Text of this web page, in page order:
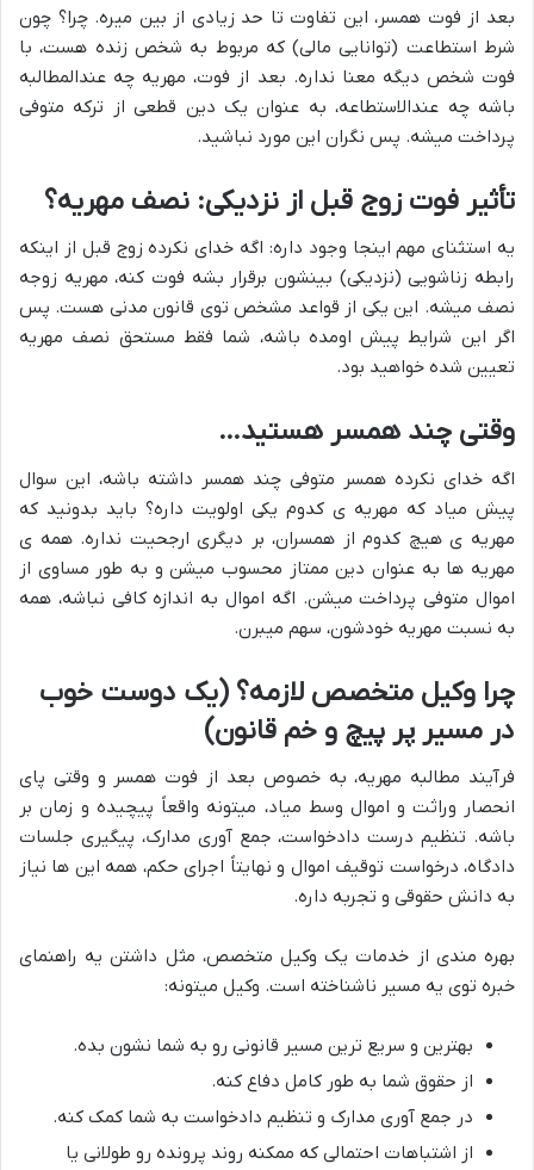
بعد از فوت همسر، این تفاوت تا حد زیادی از بین میره. چرا؟ چون
شرط استطاعت (توانایی مالی) که مربوط به شخص زنده هست، با
فوت شخص دیگه معنا نداره. بعد از فوت، مهریه چه عندالمطالبه
باشه چه عندالاستطاعه، به عنوان یک دین قطعی از ترکه متوفی
پرداخت میشه. پس نگران این مورد نباشید.
تأثیر فوت زوج قبل از نزدیکی: نصف مهریه؟
یه استثنای مهم اینجا وجود داره: اگه خدای نکرده زوج قبل از اینکه
رابطه زناشویی (نزدیکی) بینشون برقرار بشه فوت کنه، مهریه زوجه
نصف میشه. این یکی از قواعد مشخص توی قانون مدنی هست. پس
اگر این شرایط پیش اومده باشه، شما فقط مستحق نصف مهریه
تعیین شده خواهید بود.
وقتی چند همسر هستید…
اگه خدای نکرده همسر متوفی چند همسر داشته باشه، این سوال
پیش میاد که مهریه ی کدوم یکی اولویت داره؟ باید بدونید که
مهریه ی هیچ کدوم از همسران، بر دیگری ارجحیت نداره. همه ی
مهریه ها به عنوان دین ممتاز محسوب میشن و به طور مساوی از
اموال متوفی پرداخت میشن. اگه اموال به اندازه کافی نباشه، همه
به نسبت مهریه خودشون، سهم میبرن.
چرا وکیل متخصص لازمه؟ (یک دوست خوب
در مسیر پر پیچ و خم قانون)
فرآیند مطالبه مهریه، به خصوص بعد از فوت همسر و وقتی پای
انحصار وراثت و اموال وسط میاد، میتونه واقعاً پیچیده و زمان بر
باشه. تنظیم درست دادخواست، جمع آوری مدارک، پیگیری جلسات
دادگاه، درخواست توقیف اموال و نهایتاً اجرای حکم، همه این ها نیاز
به دانش حقوقی و تجربه داره.
بهره مندی از خدمات یک وکیل متخصص، مثل داشتن یه راهنمای
خبره توی یه مسیر ناشناخته است. وکیل میتونه:
بهترین و سریع ترین مسیر قانونی رو به شما نشون بده.
از حقوق شما به طور کامل دفاع کنه.
در جمع آوری مدارک و تنظیم دادخواست به شما کمک کنه.
از اشتباهات احتمالی که ممکنه روند پرونده رو طولانی یا